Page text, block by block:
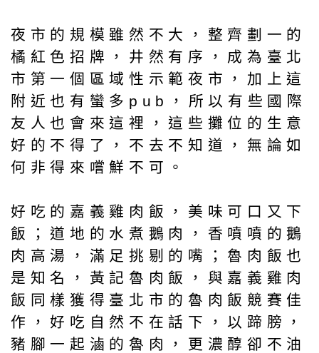
夜市的規模雖然不大，整齊劃一的
橘紅色招牌，井然有序，成為臺北
市第一個區域性示範夜市，加上這
附近也有蠻多pub，所以有些國際
友人也會來這裡，這些攤位的生意
好的不得了，不去不知道，無論如
何非得來嚐鮮不可。
好吃的嘉義雞肉飯，美味可口又下
飯；道地的水煮鵝肉，香噴噴的鵝
肉高湯，滿足挑剔的嘴；魯肉飯也
是知名，黃記魯肉飯，與嘉義雞肉
飯同樣獲得臺北市的魯肉飯競賽佳
作，好吃自然不在話下，以蹄膀，
豬腳一起滷的魯肉，更濃醇卻不油